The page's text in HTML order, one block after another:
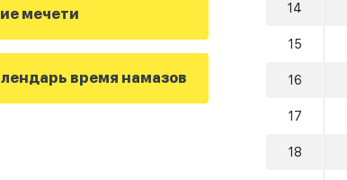
мечети
время намазов
14
15
16
17
18